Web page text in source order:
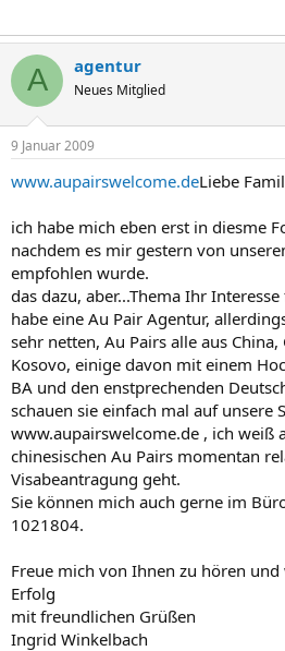
A agentur
Neues Mitglied
9 Januar 2009
www.aupairswelcome.deLiebe
ich habe mich eben erst in diesme
nachdem es mir gestern von
empfohlen wurde.
das dazu, aber...Thema Ihr
habe eine Au Pair Agentur,
sehr netten, Au Pairs alle aus
Kosovo, einige davon mit einem
BA und den enstprechenden
schauen sie einfach mal auf unsere
www.aupairswelcome.de , ich weiß
chinesischen Au Pairs momentan
Visabeantragung geht.
Sie können mich auch gerne im
1021804.
Freue mich von Ihnen zu hören
Erfolg
mit freundlichen Grüßen
Ingrid Winkelbach